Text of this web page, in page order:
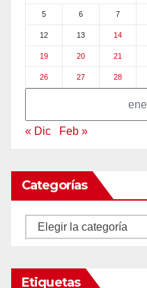
5 6 7
12 13 14
19 20 21
26 27 28
« Dic Feb »
Categorías
Categorías
Etiquetas